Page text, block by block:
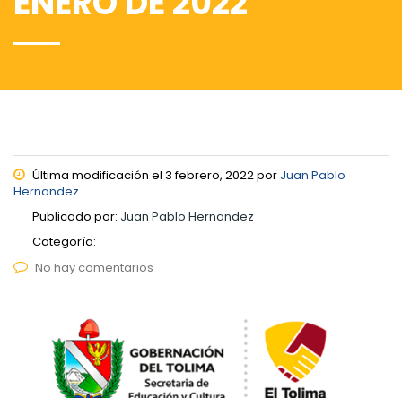
Última modificación el 3 febrero, 2022 por Juan Pablo
Hernandez
Publicado por: Juan Pablo Hernandez
Categoría:
No hay comentarios